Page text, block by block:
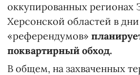
оккупированных регионах
Херсонской областей в
«референдумов»
поквартирный обход.
В общем, на захваченных